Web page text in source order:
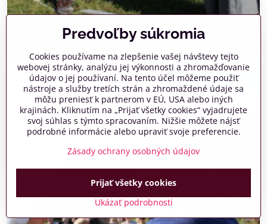
Predvoľby súkromia
Cookies používame na zlepšenie vašej návštevy tejto
webovej stránky, analýzu jej výkonnosti a zhromažďovanie
údajov o jej používaní. Na tento účel môžeme použiť
nástroje a služby tretích strán a zhromaždené údaje sa
môžu preniesť k partnerom v EÚ, USA alebo iných
krajinách. Kliknutím na „Prijať všetky cookies“ vyjadrujete
svoj súhlas s týmto spracovaním. Nižšie môžete nájsť
podrobné informácie alebo upraviť svoje preferencie.
Zásady ochrany osobných údajov
Ukázať podrobnosti
Prijať všetky cookies